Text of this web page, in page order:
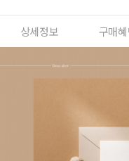
상세정보 구매